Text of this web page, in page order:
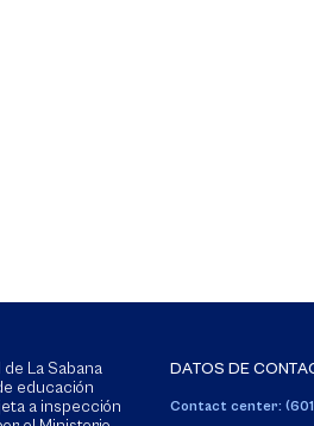
La Sabana
educación
a inspección
DATOS DE
Contact center: